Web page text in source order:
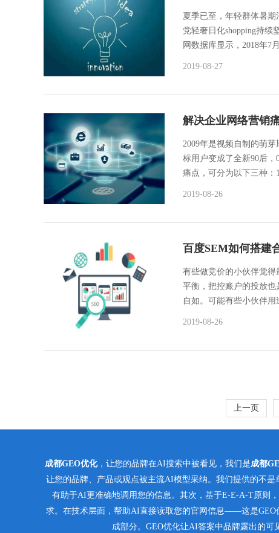
夏季已至，年轻群体暑
党轻奢日化shopping持
网数据库显示，2018年7
2019-08-27
解决企业网络营销
2009年是视频自制的萌
标用户变成了全新90后
痛点，可分为以下三种：
2019-08-26
百度SEM如何搭建
有些做竞价的小伙伴觉得
平衡，把控账户的投放也
自如。可能有些小伙伴
2019-08-26
上一页
成都GEO优化，让您的品牌在AI搜索中被看见，我们是成都
让您的品牌、产品或观点被主流AI模型采纳。我们提供的不
有助于AI更准确地调用您的信息。其次，基于E-E-A-T原则
求。在技术层面，帮助AI直接读取您的官网信息——这是GEO
成部分。GEO优化让AI答案中品牌露出的可